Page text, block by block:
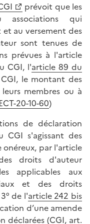
prévoit que les
associations qui
au versement des
sont tenues de
prévues à l'article
CGI, l'article 89 du
le montant des
membres ou à
20-10-60)
de déclaration
s'agissant des
onéreux, par l'article
droits d'auteur
applicables aux
et des droits
de l'article 242 bis
d’une amende
déclarées (CGI, art.